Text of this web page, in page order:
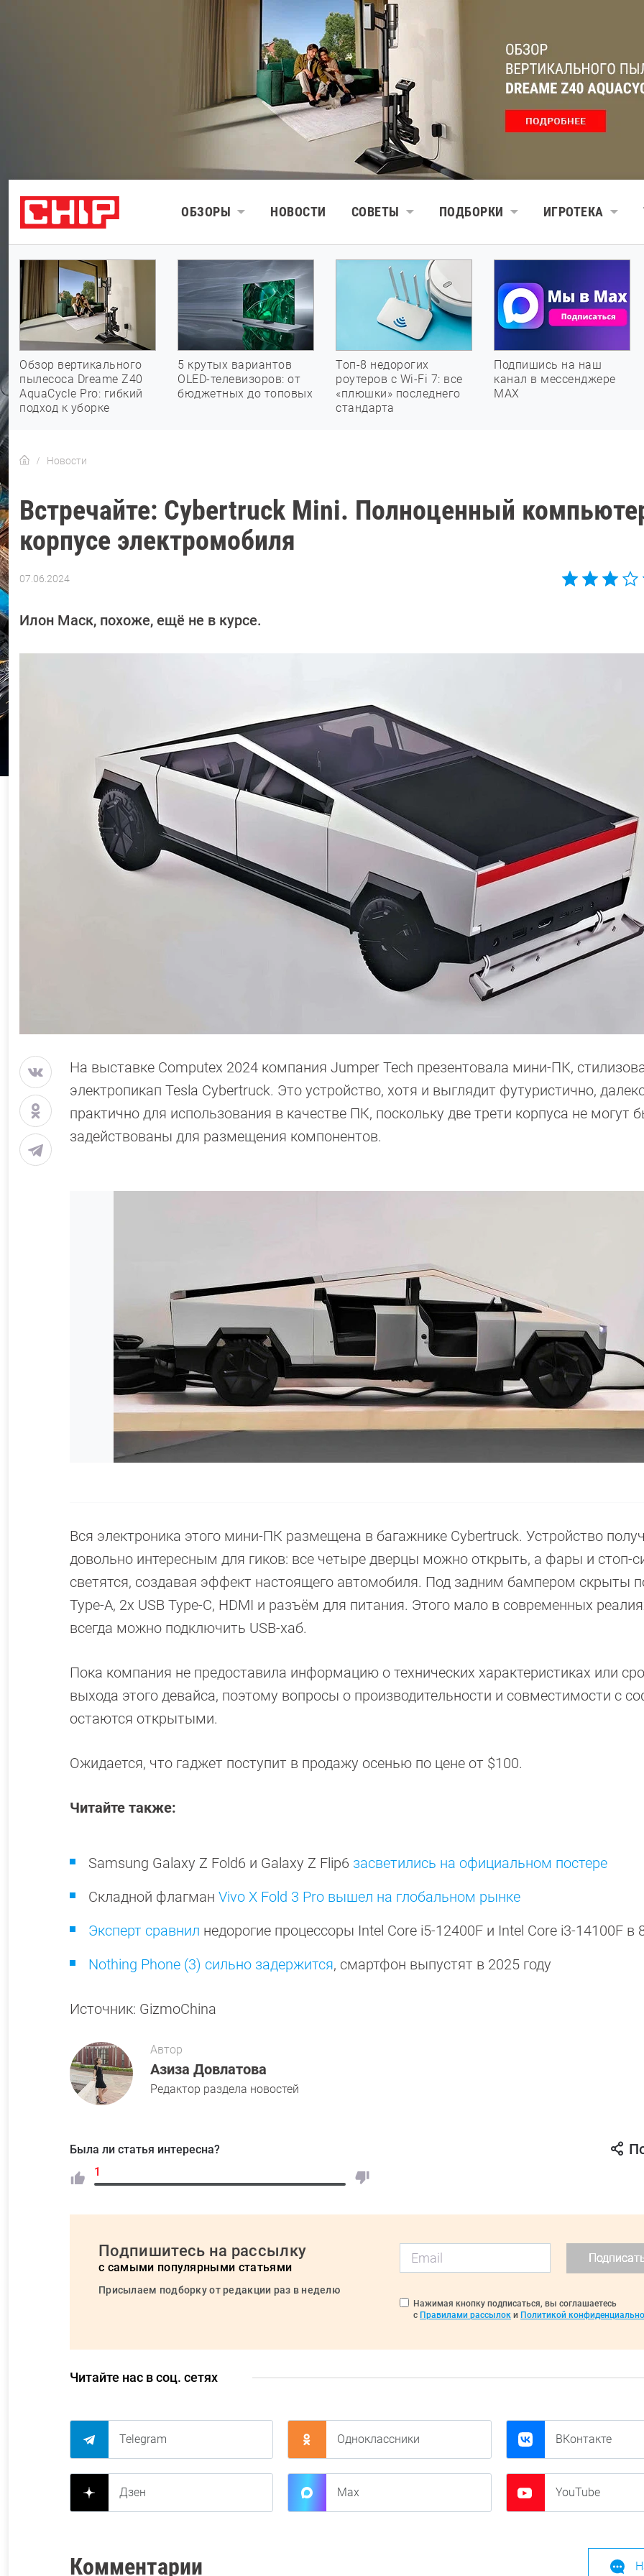
ОБЗОРЫ НОВОСТИ СОВЕТЫ ПОДБОРКИ ИГРОТЕКА
Обзор вертикального
пылесоса Dreame Z40
AquaCycle Pro: гибкий
подход к уборке
5 крутых вариантов
OLED-телевизоров: от
бюджетных до топовых
Топ-8 недорогих
роутеров с Wi-Fi 7: все
«плюшки» последнего
стандарта
Подпишись на наш
канал в мессенджере
МАХ
Новости
Встречайте: Cybertruck Mini. Полноценный
корпусе электромобиля
07.06.2024
Довлатова
Илон Маск, похоже, ещё не в курсе.
На выставке Computex 2024 компания Jumper Tech презентовала мини-ПК,
электропикап Tesla Cybertruck. Это устройство, хотя и выглядит футуристично,
практично для использования в качестве ПК, поскольку две трети корпуса не могут
задействованы для размещения компонентов.
Вся электроника этого мини-ПК размещена в багажнике Cybertruck. Устройство
довольно интересным для гиков: все четыре дверцы можно открыть, а фары и стоп-
светятся, создавая эффект настоящего автомобиля. Под задним бампером скрыты
Type-A, 2x USB Type-C, HDMI и разъём для питания. Этого мало в современных
всегда можно подключить USB-хаб.
Пока компания не предоставила информацию о технических характеристиках или
выхода этого девайса, поэтому вопросы о производительности и совместимости с
остаются открытыми.
Ожидается, что гаджет поступит в продажу осенью по цене от $100.
Читайте также:
Samsung Galaxy Z Fold6 и Galaxy Z Flip6 засветились на официальном постере
Складной флагман Vivo X Fold 3 Pro вышел на глобальном рынке
Эксперт сравнил недорогие процессоры Intel Core i5-12400F и Intel Core i3-14100F в
Nothing Phone (3) сильно задержится, смартфон выпустят в 2025 году
Источник: GizmoChina
Автор
Азиза Довлатова
Редактор раздела новостей
Была ли статья интересна?
1
Подпишитесь на рассылку
с самыми популярными статьями
Присылаем подборку от редакции раз в неделю
Нажимая кнопку подписаться, вы соглашаетесь
с Правилами рассылок и Политикой
Читайте нас в соц. сетях
Telegram Одноклассники ВКонтакте
Дзен Max YouTube
Комментарии